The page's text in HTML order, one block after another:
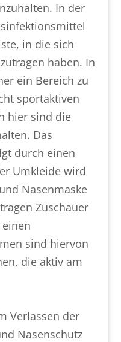
In der
in die sich
haben. In
ein Bereich zu
sportaktiven
hier sind die
Das
durch einen
Umkleide wird
Nasenmaske
Zuschauer
sind hiervon
die aktiv am
Verlassen der
Nasenschutz